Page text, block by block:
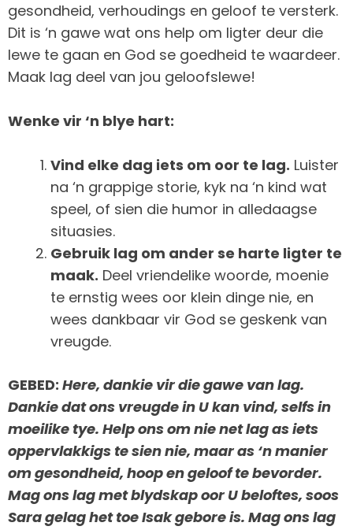
gesondheid, verhoudings en geloof te versterk.
Dit is ‘n gawe wat ons help om ligter deur die
lewe te gaan en God se goedheid te waardeer.
Maak lag deel van jou geloofslewe!
Wenke vir ‘n blye hart:
Vind elke dag iets om oor te lag. Luister
na ‘n grappige storie, kyk na ‘n kind wat
speel, of sien die humor in alledaagse
situasies.
Gebruik lag om ander se harte ligter te
maak. Deel vriendelike woorde, moenie
te ernstig wees oor klein dinge nie, en
wees dankbaar vir God se geskenk van
vreugde.
GEBED: Here, dankie vir die gawe van lag.
Dankie dat ons vreugde in U kan vind, selfs in
moeilike tye. Help ons om nie net lag as iets
oppervlakkigs te sien nie, maar as ‘n manier
om gesondheid, hoop en geloof te bevorder.
Mag ons lag met blydskap oor U beloftes, soos
Sara gelag het toe Isak gebore is. Mag ons lag